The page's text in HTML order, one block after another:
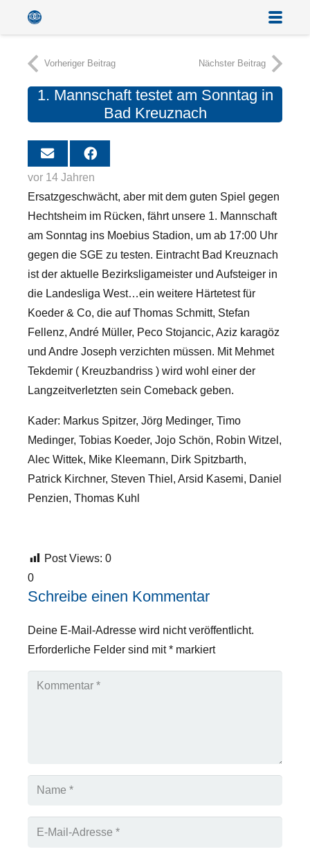
Vorheriger Beitrag Nächster Beitrag
1. Mannschaft testet am Sonntag in
Bad Kreuznach
vor 14 Jahren
Ersatzgeschwächt, aber mit dem guten Spiel gegen
Hechtsheim im Rücken, fährt unsere 1. Mannschaft
am Sonntag ins Moebius Stadion, um ab 17:00 Uhr
gegen die SGE zu testen. Eintracht Bad Kreuznach
ist der aktuelle Bezirksligameister und Aufsteiger in
die Landesliga West…ein weitere Härtetest für
Koeder & Co, die auf Thomas Schmitt, Stefan
Fellenz, André Müller, Peco Stojancic, Aziz karagöz
und Andre Joseph verzichten müssen. Mit Mehmet
Tekdemir ( Kreuzbandriss ) wird wohl einer der
Langzeitverletzten sein Comeback geben.
Kader: Markus Spitzer, Jörg Medinger, Timo
Medinger, Tobias Koeder, Jojo Schön, Robin Witzel,
Alec Wittek, Mike Kleemann, Dirk Spitzbarth,
Patrick Kirchner, Steven Thiel, Arsid Kasemi, Daniel
Penzien, Thomas Kuhl
Post Views: 0
0
Schreibe einen Kommentar
Deine E-Mail-Adresse wird nicht veröffentlicht.
Erforderliche Felder sind mit* markiert